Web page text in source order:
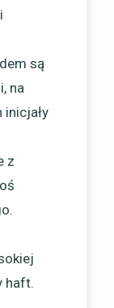
są
na
z
haft.